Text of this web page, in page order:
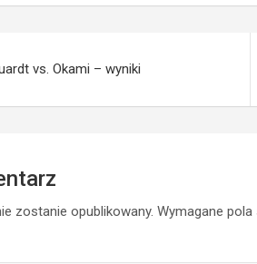
vs. Okami – wyniki
zostanie opublikowany. Wymagane